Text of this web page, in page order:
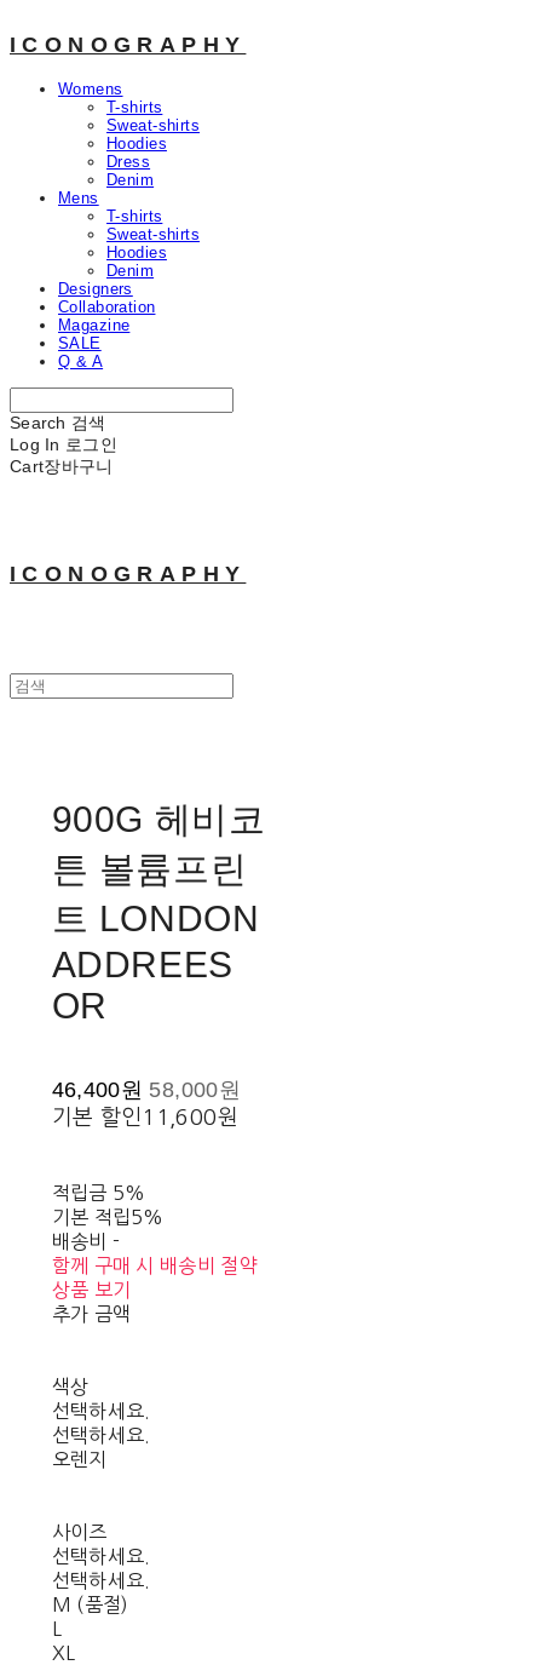
ICONOGRAPHY
Womens
T-shirts
Sweat-shirts
Hoodies
Dress
Denim
Mens
T-shirts
Sweat-shirts
Hoodies
Denim
Designers
Collaboration
Magazine
SALE
Q & A
Search 검색
Log In 로그인
Cart장바구니
ICONOGRAPHY
900G 헤비코
튼 볼륨프린
트 LONDON
ADDREES
OR
46,400원 58,000원
기본 할인 11,600원
적립금 5%
기본 적립5%
배송비 -
함께 구매 시 배송비 절약
상품 보기
추가 금액
색상
선택하세요.
선택하세요.
오렌지
사이즈
선택하세요.
선택하세요.
M (품절)
XL